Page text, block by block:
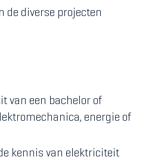
de diverse projecten
van een bachelor of
energie of
kennis van elektriciteit